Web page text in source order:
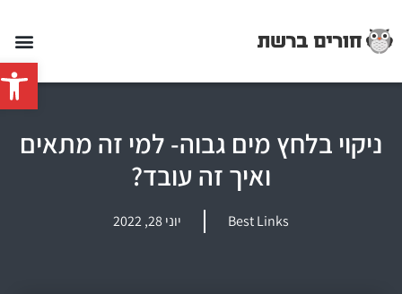
פתח
ניקוי בלחץ מים גבוה- למי זה מתאים
ואיך זה עובד?
Best Links יוני 28, 2022